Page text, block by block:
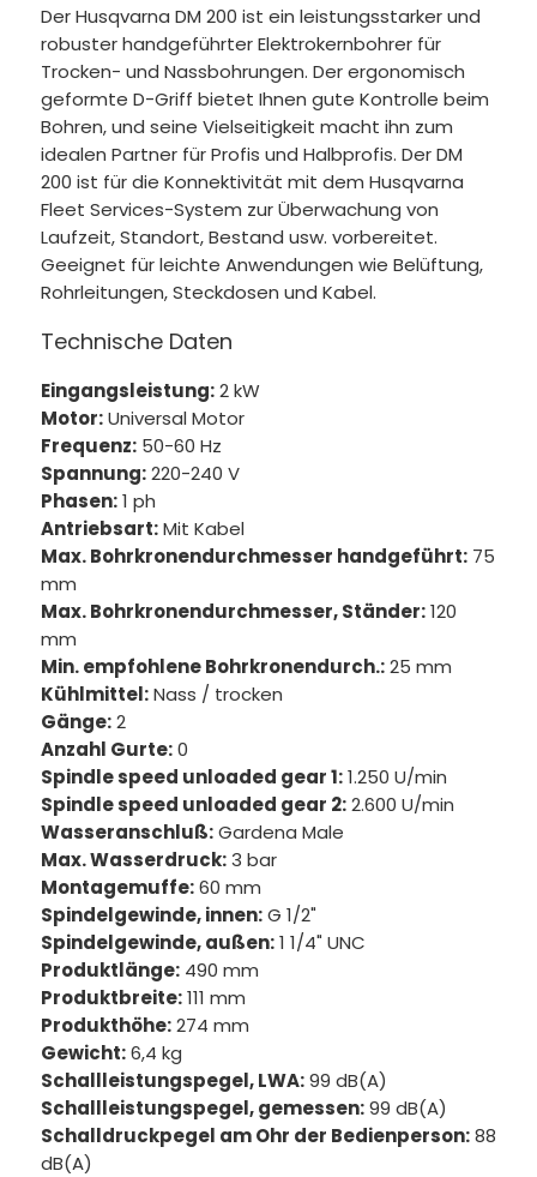
Der Husqvarna DM 200 ist ein leistungsstarker und
robuster handgeführter Elektrokernbohrer für
Trocken- und Nassbohrungen. Der ergonomisch
geformte D-Griff bietet Ihnen gute Kontrolle beim
Bohren, und seine Vielseitigkeit macht ihn zum
idealen Partner für Profis und Halbprofis. Der DM
200 ist für die Konnektivität mit dem Husqvarna
Fleet Services-System zur Überwachung von
Laufzeit, Standort, Bestand usw. vorbereitet.
Geeignet für leichte Anwendungen wie Belüftung,
Rohrleitungen, Steckdosen und Kabel.
Technische Daten
Eingangsleistung:2 kW
Motor:Universal Motor
Frequenz:50-60 Hz
Spannung:220-240 V
Phasen:1 ph
Antriebsart:Mit Kabel
Max. Bohrkronendurchmesser handgeführt:75
mm
Max. Bohrkronendurchmesser, Ständer:120
mm
Min. empfohlene Bohrkronendurch.:25 mm
Kühlmittel:Nass / trocken
Gänge:2
Anzahl Gurte:0
Spindle speed unloaded gear 1:1.250 U/min
Spindle speed unloaded gear 2:2.600 U/min
Wasseranschluß:Gardena Male
Max. Wasserdruck:3 bar
Montagemuffe:60 mm
Spindelgewinde, innen:G 1/2"
Spindelgewinde, außen:1 1/4" UNC
Produktlänge:490 mm
Produktbreite:111 mm
Produkthöhe:274 mm
Gewicht:6,4 kg
Schallleistungspegel, LWA:99 dB(A)
Schallleistungspegel, gemessen:99 dB(A)
Schalldruckpegel am Ohr der Bedienperson:88
dB(A)